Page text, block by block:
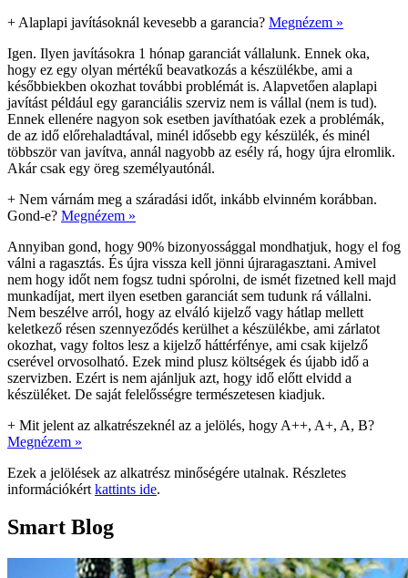
+ Alaplapi javításoknál kevesebb a garancia? Megnézem »
Igen. Ilyen javításokra 1 hónap garanciát vállalunk. Ennek oka,
hogy ez egy olyan mértékű beavatkozás a készülékbe, ami a
későbbiekben okozhat további problémát is. Alapvetően alaplapi
javítást például egy garanciális szerviz nem is vállal (nem is tud).
Ennek ellenére nagyon sok esetben javíthatóak ezek a problémák,
de az idő előrehaladtával, minél idősebb egy készülék, és minél
többször van javítva, annál nagyobb az esély rá, hogy újra elromlik.
Akár csak egy öreg személyautónál.
+ Nem várnám meg a száradási időt, inkább elvinném korábban.
Gond-e? Megnézem »
Annyiban gond, hogy 90% bizonyossággal mondhatjuk, hogy el fog
válni a ragasztás. És újra vissza kell jönni újraragasztani. Amivel
nem hogy időt nem fogsz tudni spórolni, de ismét fizetned kell majd
munkadíjat, mert ilyen esetben garanciát sem tudunk rá vállalni.
Nem beszélve arról, hogy az elváló kijelző vagy hátlap mellett
keletkező résen szennyeződés kerülhet a készülékbe, ami zárlatot
okozhat, vagy foltos lesz a kijelző háttérfénye, ami csak kijelző
cserével orvosolható. Ezek mind plusz költségek és újabb idő a
szervizben. Ezért is nem ajánljuk azt, hogy idő előtt elvidd a
készüléket. De saját felelősségre természetesen kiadjuk.
+ Mit jelent az alkatrészeknél az a jelölés, hogy A++, A+, A, B?
Megnézem »
Ezek a jelölések az alkatrész minőségére utalnak. Részletes
információkért kattints ide.
Smart Blog